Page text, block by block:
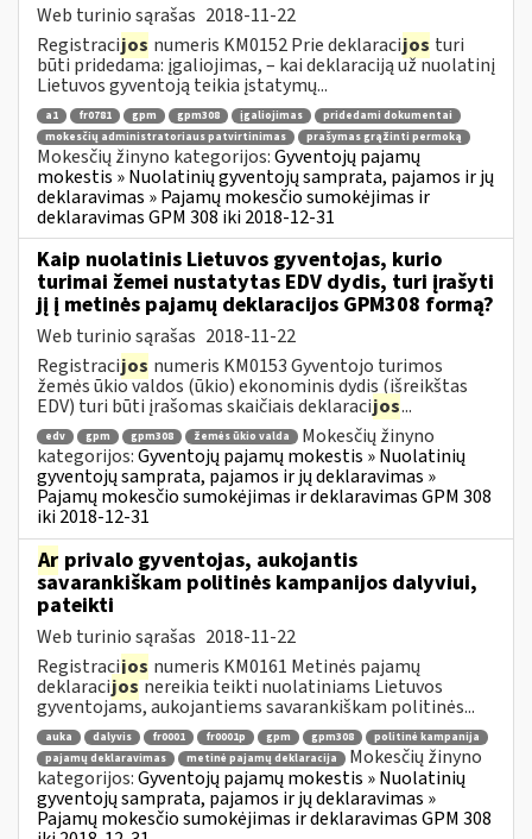
Web turinio sąrašas 2018-11-22
Registracijos numeris KM0152 Prie deklaracijos turi
būti pridedama: įgaliojimas, – kai deklaraciją už nuolatinį
Lietuvos gyventoją teikia įstatymų...
a1 fr0781 gpm gpm308 įgaliojimas
pridedami dokumentai
mokesčių administratoriaus patvirtinimas
prašymas grąžinti permoką
Mokesčių žinyno kategorijos:Gyventojų pajamų
mokestis » Nuolatinių gyventojų samprata, pajamos ir jų
deklaravimas » Pajamų mokesčio sumokėjimas ir
deklaravimas GPM 308 iki 2018-12-31
Kaip nuolatinis Lietuvos gyventojas, kurio
turimai žemei nustatytas EDV dydis, turi įrašyti
jį į metinės pajamų deklaracijos GPM308 formą?
Web turinio sąrašas 2018-11-22
Registracijos numeris KM0153 Gyventojo turimos
žemės ūkio valdos (ūkio) ekonominis dydis (išreikštas
EDV) turi būti įrašomas skaičiais deklaracijos...
edv gpm gpm308 žemės ūkio valda
Mokesčių žinyno
kategorijos:Gyventojų pajamų mokestis » Nuolatinių
gyventojų samprata, pajamos ir jų deklaravimas »
Pajamų mokesčio sumokėjimas ir deklaravimas GPM 308
iki 2018-12-31
Ar privalo gyventojas, aukojantis
savarankiškam politinės kampanijos dalyviui,
pateikti
Web turinio sąrašas 2018-11-22
Registracijos numeris KM0161 Metinės pajamų
deklaracijosnereikia teikti nuolatiniams Lietuvos
gyventojams, aukojantiems savarankiškam politinės...
auka dalyvis fr0001 fr0001p gpm gpm308
politinė kampanija
pajamų deklaravimas
metinė pajamų deklaracija
Mokesčių žinyno
kategorijos:Gyventojų pajamų mokestis » Nuolatinių
gyventojų samprata, pajamos ir jų deklaravimas »
Pajamų mokesčio sumokėjimas ir deklaravimas GPM 308